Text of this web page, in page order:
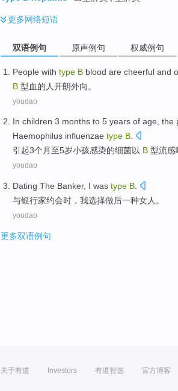
更多网络短语
双语例句 原声例句 权威例句
People with type B blood are cheerful and
B 型血的 人开朗外向 。
youdao
In children 3 months to 5 years of age, the
Haemophilus influenzae type B.
引起3个月至5岁小孩感染的细菌以 B 型流感
youdao
Dating The Banker, I was type B
与银行家约会时 ， 我选择做后一种女人。
youdao
更多双语例句
关于有道 Investors 有道智选 官方博客